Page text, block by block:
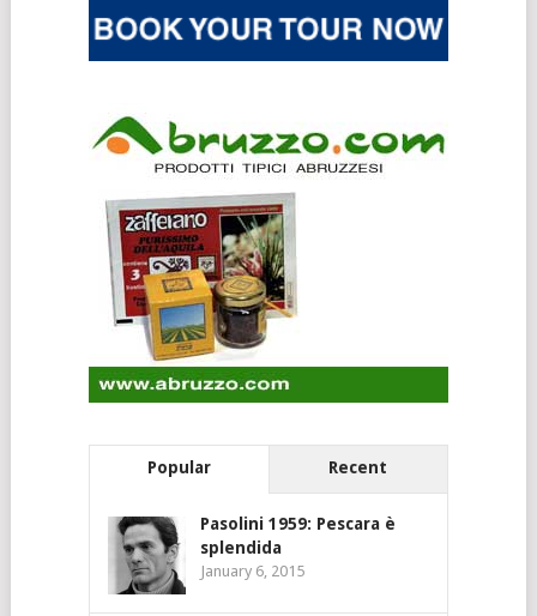
Popular Recent
Pasolini 1959: Pescara è
splendida
January 6, 2015